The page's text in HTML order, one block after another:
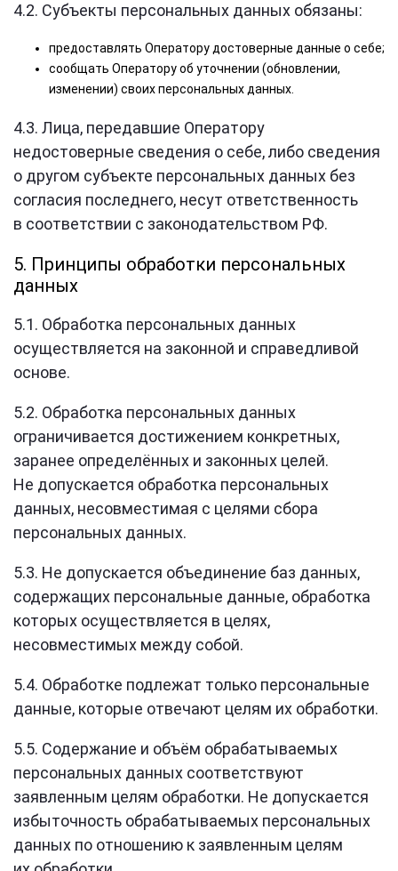
4.2. Субъекты персональных данных обязаны:
предоставлять Оператору достоверные данные о себе;
сообщать Оператору об уточнении (обновлении,
изменении) своих персональных данных.
4.3. Лица, передавшие Оператору
недостоверные сведения о себе, либо сведения
о другом субъекте персональных данных без
согласия последнего, несут ответственность
в соответствии с законодательством РФ.
5. Принципы обработки персональных
данных
5.1. Обработка персональных данных
осуществляется на законной и справедливой
основе.
5.2. Обработка персональных данных
ограничивается достижением конкретных,
заранее определённых и законных целей.
Не допускается обработка персональных
данных, несовместимая с целями сбора
персональных данных.
5.3. Не допускается объединение баз данных,
содержащих персональные данные, обработка
которых осуществляется в целях,
несовместимых между собой.
5.4. Обработке подлежат только персональные
данные, которые отвечают целям их обработки.
5.5. Содержание и объём обрабатываемых
персональных данных соответствуют
заявленным целям обработки. Не допускается
избыточность обрабатываемых персональных
данных по отношению к заявленным целям